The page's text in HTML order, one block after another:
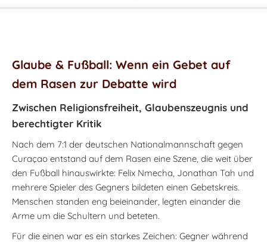
Glaube & Fußball: Wenn ein Gebet auf
dem Rasen zur Debatte wird
Zwischen Religionsfreiheit, Glaubenszeugnis und
berechtigter Kritik
Nach dem 7:1 der deutschen Nationalmannschaft gegen
Curaçao entstand auf dem Rasen eine Szene, die weit über
den Fußball hinauswirkte: Felix Nmecha, Jonathan Tah und
mehrere Spieler des Gegners bildeten einen Gebetskreis.
Menschen standen eng beieinander, legten einander die
Arme um die Schultern und beteten.
Für die einen war es ein starkes Zeichen: Gegner während